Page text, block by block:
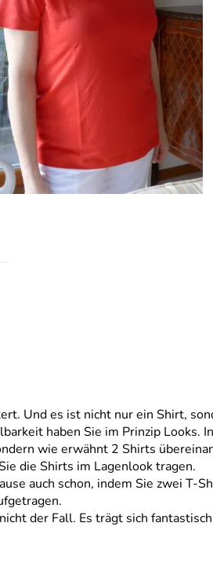
Und es ist nicht nur ein Shirt,
haben Sie im Prinzip
wie erwähnt 2 Shirts
die Shirts im Lagenlook tragen.
auch schon, indem Sie zwei
der Fall. Es trägt sich